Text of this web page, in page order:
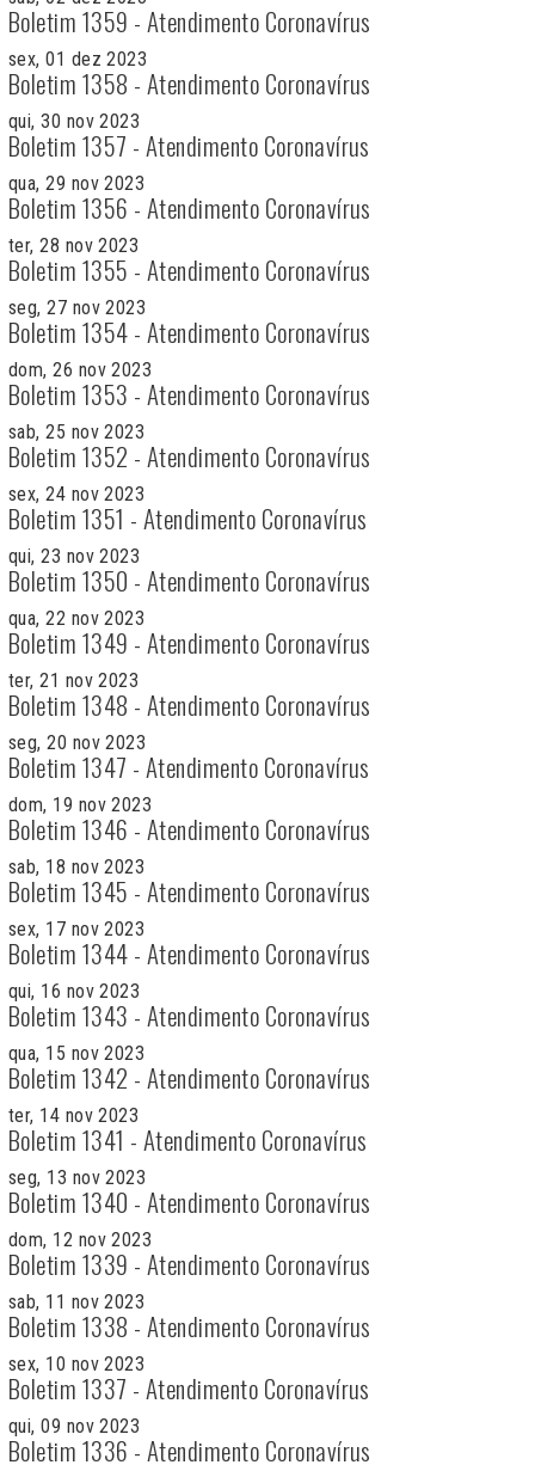
Boletim 1359 - Atendimento Coronavírus
sex, 01 dez 2023
Boletim 1358 - Atendimento Coronavírus
qui, 30 nov 2023
Boletim 1357 - Atendimento Coronavírus
qua, 29 nov 2023
Boletim 1356 - Atendimento Coronavírus
ter, 28 nov 2023
Boletim 1355 - Atendimento Coronavírus
seg, 27 nov 2023
Boletim 1354 - Atendimento Coronavírus
dom, 26 nov 2023
Boletim 1353 - Atendimento Coronavírus
sab, 25 nov 2023
Boletim 1352 - Atendimento Coronavírus
sex, 24 nov 2023
Boletim 1351 - Atendimento Coronavírus
qui, 23 nov 2023
Boletim 1350 - Atendimento Coronavírus
qua, 22 nov 2023
Boletim 1349 - Atendimento Coronavírus
ter, 21 nov 2023
Boletim 1348 - Atendimento Coronavírus
seg, 20 nov 2023
Boletim 1347 - Atendimento Coronavírus
dom, 19 nov 2023
Boletim 1346 - Atendimento Coronavírus
sab, 18 nov 2023
Boletim 1345 - Atendimento Coronavírus
sex, 17 nov 2023
Boletim 1344 - Atendimento Coronavírus
qui, 16 nov 2023
Boletim 1343 - Atendimento Coronavírus
qua, 15 nov 2023
Boletim 1342 - Atendimento Coronavírus
ter, 14 nov 2023
Boletim 1341 - Atendimento Coronavírus
seg, 13 nov 2023
Boletim 1340 - Atendimento Coronavírus
dom, 12 nov 2023
Boletim 1339 - Atendimento Coronavírus
sab, 11 nov 2023
Boletim 1338 - Atendimento Coronavírus
sex, 10 nov 2023
Boletim 1337 - Atendimento Coronavírus
qui, 09 nov 2023
Boletim 1336 - Atendimento Coronavírus